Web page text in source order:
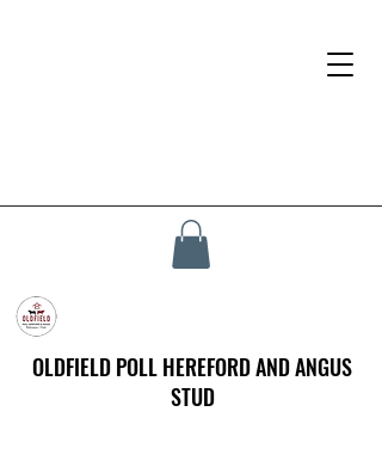
OLDFIELD POLL HEREFORD AND ANGUS
STUD